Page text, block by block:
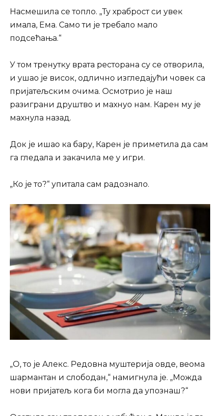
Насмешила се топло. „Ту храброст си увек
имала, Ема. Само ти је требало мало
подсећања.“
У том тренутку врата ресторана су се отворила,
и ушао је висок, одлично изгледајући човек са
пријатељским очима. Осмотрио је наш
разиграни друштво и махнуо нам. Карен му је
махнула назад.
Док је ишао ка бару, Карен је приметила да сам
га гледала и закачила ме у игри.
„Ко је то?“ упитала сам радознало.
„О, то је Алекс. Редовна муштерија овде, веома
шармантан и слободан,“ намигнула је. „Можда
нови пријатељ кога би могла да упознаш?“